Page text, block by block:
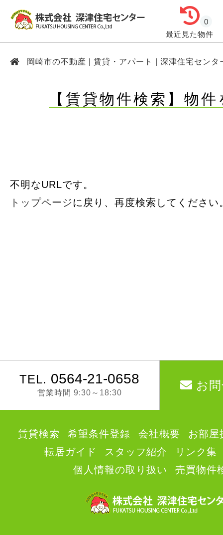
最近見た物件
0
岡崎市の不動産 | 賃貸・アパート | 深津住宅センタ
【賃貸物件検索】物
不明なURLです。
トップページに戻り、再度検索してください
TEL. 0564-21-0658
営業時間 9:30～18:30
お
賃貸検索 希望条件登録 会社概要
お部屋
転居ガイド
スタッフ紹介
リンク集
個人情報の取り扱い
売買物件